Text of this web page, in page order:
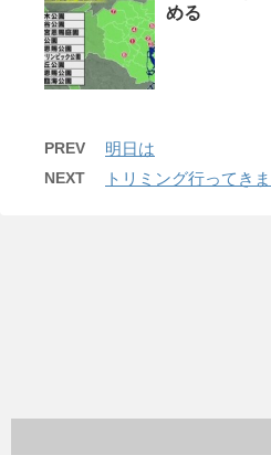
める
PREV 明日は
NEXT トリミング行ってき